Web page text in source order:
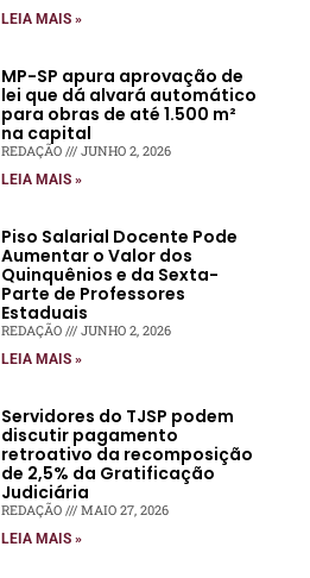
LEIA MAIS »
MP-SP apura aprovação de
lei que dá alvará automático
para obras de até 1.500 m²
na capital
REDAÇÃO JUNHO 2, 2026
LEIA MAIS »
Piso Salarial Docente Pode
Aumentar o Valor dos
Quinquênios e da Sexta-
Parte de Professores
Estaduais
REDAÇÃO JUNHO 2, 2026
LEIA MAIS »
Servidores do TJSP podem
discutir pagamento
retroativo da recomposição
de 2,5% da Gratificação
Judiciária
REDAÇÃO MAIO 27, 2026
LEIA MAIS »